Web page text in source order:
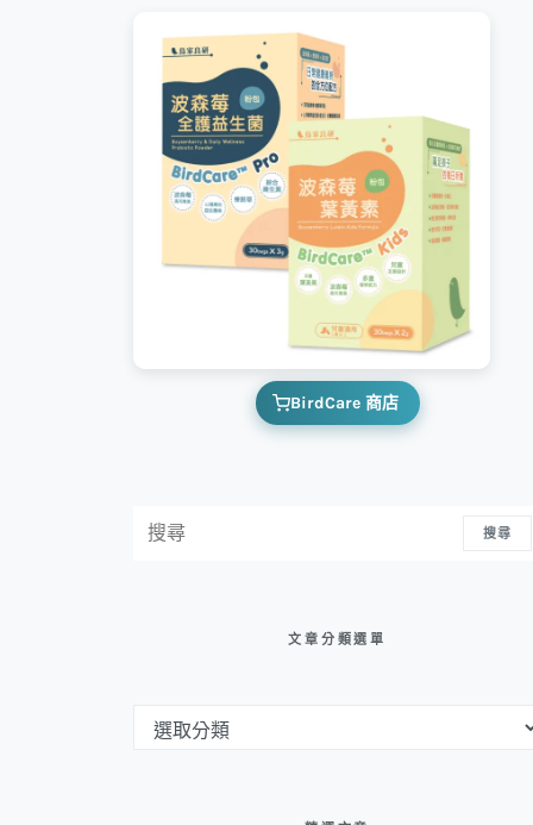
BirdCare 商店
搜尋
文章分類選單